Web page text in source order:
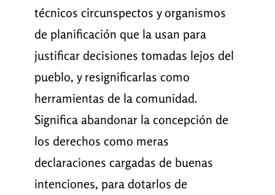
técnicos circunspectos y organismos
de planificación que la usan para
justificar decisiones tomadas lejos del
pueblo, y resignificarlas como
herramientas de la comunidad.
Significa abandonar la concepción de
los derechos como meras
declaraciones cargadas de buenas
intenciones, para dotarlos de